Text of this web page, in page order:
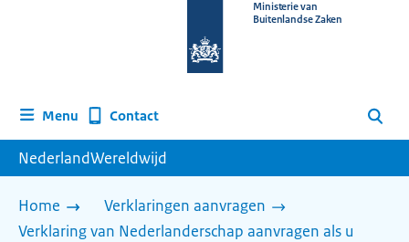
homepage
Ministerie van
Buitenlandse Zaken
Menu Contact Zoeken
NederlandWereldwijd
Home
Verklaringen aanvragen
Verklaring van Nederlanderschap aanvragen als u